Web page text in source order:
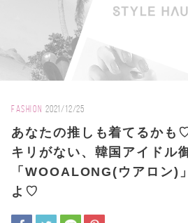
FASHION 2021/12/25
あなたの推しも着てるかも
キリがない、韓国アイドル
「WOOALONG(ウアロン)
よ♡